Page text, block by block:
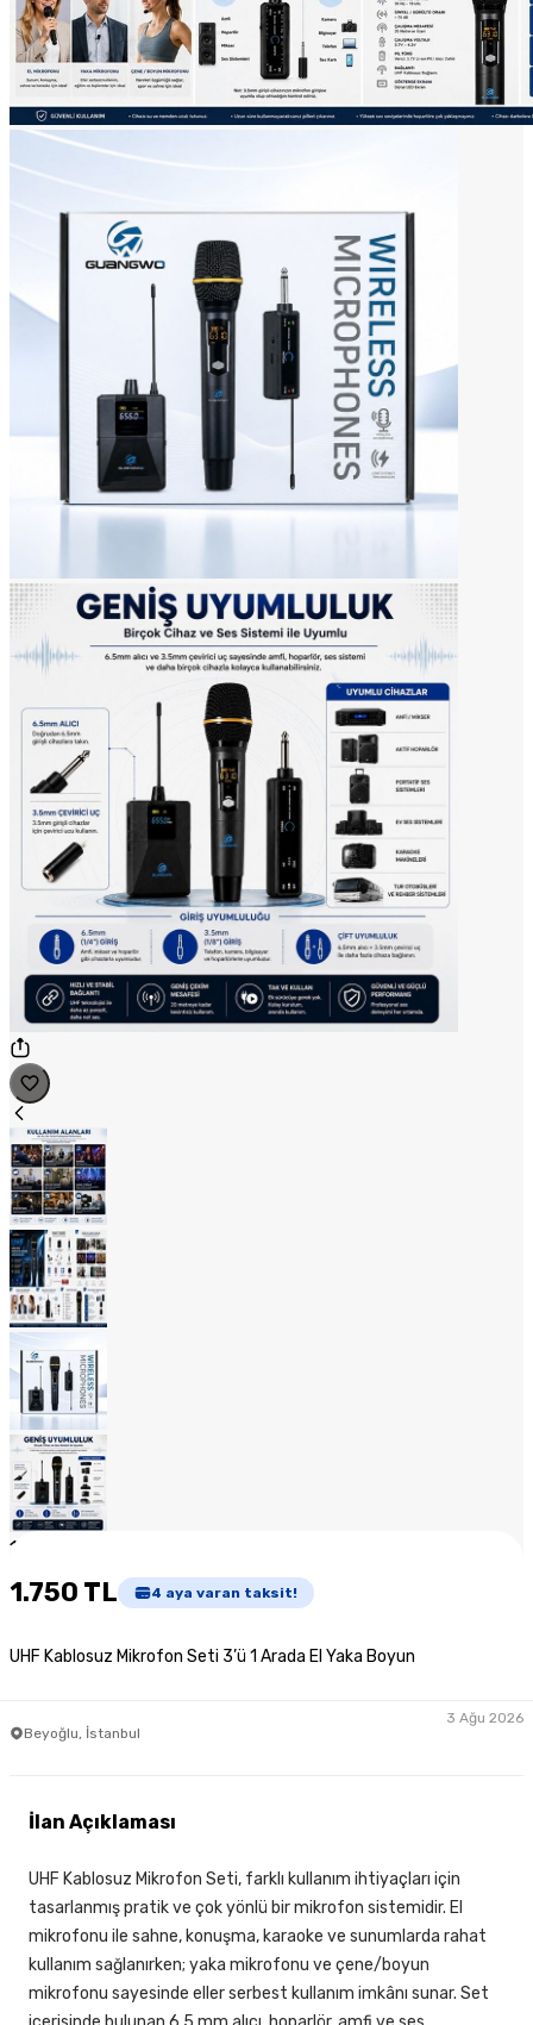
1
1.750 TL 4 aya varan taksit!
UHF Kablosuz Mikrofon Seti 3’ü 1 Arada El Yaka Boyun
Beyoğlu, İstanbul
3 Ağu 2026
İlan Açıklaması
UHF Kablosuz Mikrofon Seti, farklı kullanım ihtiyaçları için
tasarlanmış pratik ve çok yönlü bir mikrofon sistemidir. El
mikrofonu ile sahne, konuşma, karaoke ve sunumlarda rahat
kullanım sağlanırken; yaka mikrofonu ve çene/boyun
mikrofonu sayesinde eller serbest kullanım imkânı sunar. Set